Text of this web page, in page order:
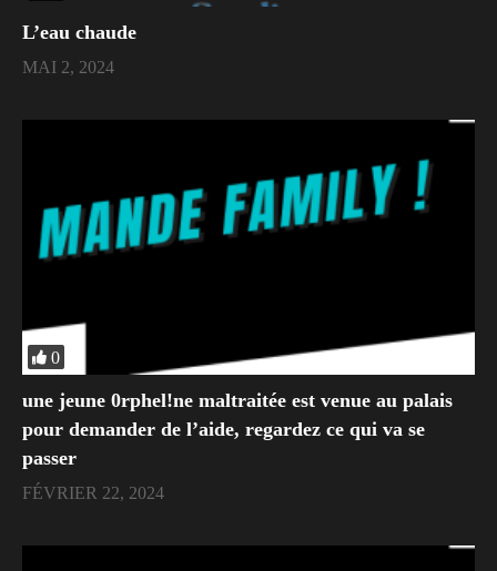
L’eau chaude
MAI 2, 2024
0
une jeune 0rphel!ne maltraitée est venue au palais
pour demander de l’aide, regardez ce qui va se
passer
FÉVRIER 22, 2024